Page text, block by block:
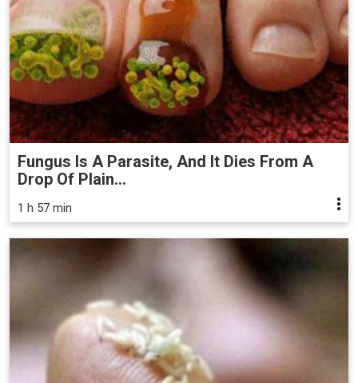
Fungus Is A Parasite, And It Dies From A
Drop Of Plain...
1 h 57 min